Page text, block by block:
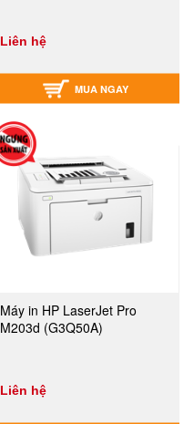
Liên hệ
MUA NGAY
Máy in HP LaserJet Pro
M203d (G3Q50A)
Liên hệ